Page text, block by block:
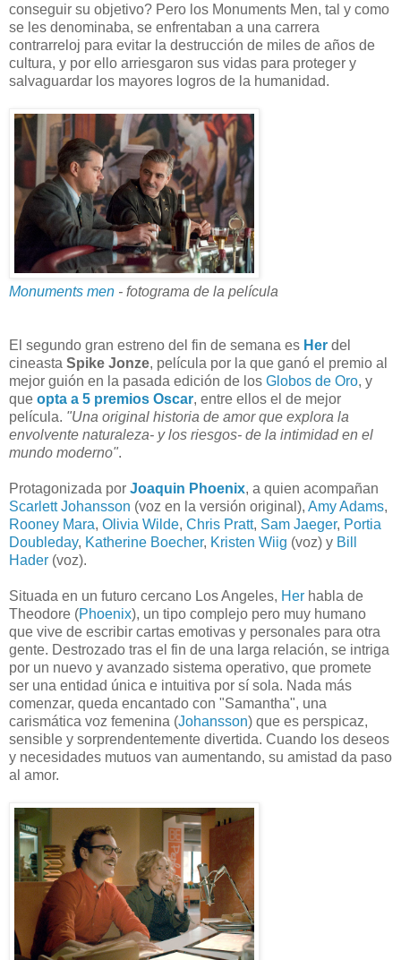
conseguir su objetivo? Pero los Monuments Men, tal y como
se les denominaba, se enfrentaban a una carrera
contrarreloj para evitar la destrucción de miles de años de
cultura, y por ello arriesgaron sus vidas para proteger y
salvaguardar los mayores logros de la humanidad.
Monuments men - fotograma de la película
El segundo gran estreno del fin de semana es Her del
cineasta Spike Jonze, película por la que ganó el premio al
mejor guión en la pasada edición de los Globos de Oro, y
que opta a 5 premios Oscar, entre ellos el de mejor
película. "Una original historia de amor que explora la
envolvente naturaleza- y los riesgos- de la intimidad en el
mundo moderno".
Protagonizada por Joaquin Phoenix, a quien acompañan
Scarlett Johansson (voz en la versión original), Amy Adams,
Rooney Mara, Olivia Wilde, Chris Pratt, Sam Jaeger, Portia
Doubleday, Katherine Boecher, Kristen Wiig (voz) y Bill
Hader (voz).
Situada en un futuro cercano Los Angeles, Her habla de
Theodore (Phoenix), un tipo complejo pero muy humano
que vive de escribir cartas emotivas y personales para otra
gente. Destrozado tras el fin de una larga relación, se intriga
por un nuevo y avanzado sistema operativo, que promete
ser una entidad única e intuitiva por sí sola. Nada más
comenzar, queda encantado con "Samantha", una
carismática voz femenina (Johansson) que es perspicaz,
sensible y sorprendentemente divertida. Cuando los deseos
y necesidades mutuos van aumentando, su amistad da paso
al amor.